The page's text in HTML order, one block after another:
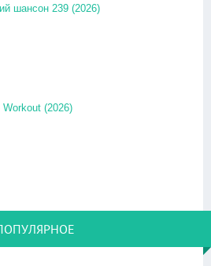
шансон 239 (2026)
Workout (2026)